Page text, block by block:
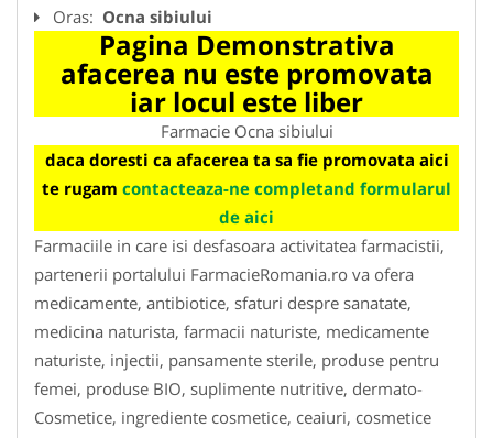
Oras: Ocna sibiului
Pagina Demonstrativa
afacerea nu este promovata
iar locul este liber
Farmacie Ocna sibiului
daca doresti ca afacerea ta sa fie promovata aici
te rugam contacteaza-ne completand formularul
de aici
Farmaciile in care isi desfasoara activitatea farmacistii,
partenerii portalului FarmacieRomania.ro va ofera
medicamente, antibiotice, sfaturi despre sanatate,
medicina naturista, farmacii naturiste, medicamente
naturiste, injectii, pansamente sterile, produse pentru
femei, produse BIO, suplimente nutritive, dermato-
Cosmetice, ingrediente cosmetice, ceaiuri, cosmetice